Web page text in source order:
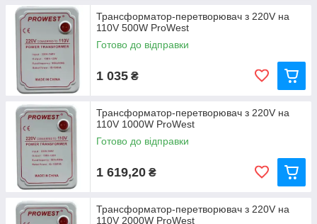
Трансформатор-перетворювач з 220V на
110V 500W ProWest
Готово до відправки
1 035 ₴
Трансформатор-перетворювач з 220V на
110V 1000W ProWest
Готово до відправки
1 619,20 ₴
Трансформатор-перетворювач з 220V на
110V 2000W ProWest